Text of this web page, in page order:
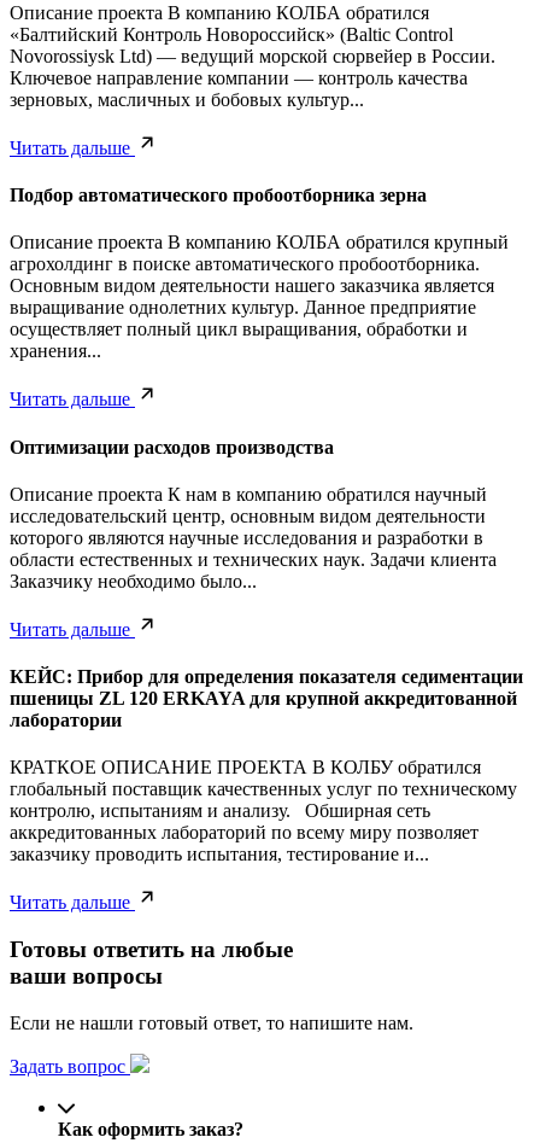
Описание проекта В компанию КОЛБА обратился
«Балтийский Контроль Новороссийск» (Baltic Control
Novorossiysk Ltd) — ведущий морской сюрвейер в России.
Ключевое направление компании — контроль качества
зерновых, масличных и бобовых культур...
Читать дальше
Подбор автоматического пробоотборника зерна
Описание проекта В компанию КОЛБА обратился крупный
агрохолдинг в поиске автоматического пробоотборника.
Основным видом деятельности нашего заказчика является
выращивание однолетних культур. Данное предприятие
осуществляет полный цикл выращивания, обработки и
хранения...
Читать дальше
Оптимизации расходов производства
Описание проекта К нам в компанию обратился научный
исследовательский центр, основным видом деятельности
которого являются научные исследования и разработки в
области естественных и технических наук. Задачи клиента
Заказчику необходимо было...
Читать дальше
КЕЙС: Прибор для определения показателя седиментации
пшеницы ZL 120 ERKAYA для крупной аккредитованной
лаборатории
КРАТКОЕ ОПИСАНИЕ ПРОЕКТА В КОЛБУ обратился
глобальный поставщик качественных услуг по техническому
контролю, испытаниям и анализу. Обширная сеть
аккредитованных лабораторий по всему миру позволяет
заказчику проводить испытания, тестирование и...
Читать дальше
Готовы ответить на любые
ваши вопросы
Если не нашли готовый ответ, то напишите нам.
Задать вопрос
Как оформить заказ?